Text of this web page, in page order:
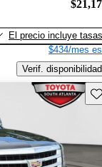
El precio incluye tasas
$434/mes
Verif. disponibilidad